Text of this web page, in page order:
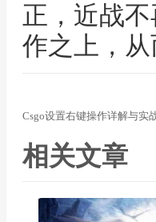
正，近战
作之上，
Csgo设置右键操作详解与实
相关文章